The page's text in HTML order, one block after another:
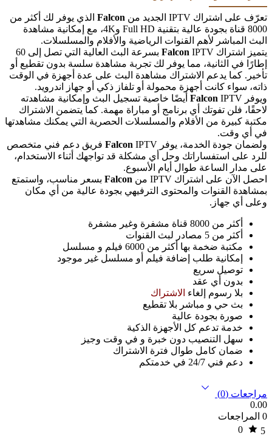
——————
تعرّف على اشتراك IPTV الجديد من
Falcon الذي يوفر لك أكثر من
8000 قناة بجودة عالية بتقنية Full HD و4K، مع إمكانية مشاهدة
البث المباشر لأهم القنوات الرياضية والأفلام والمسلسلات.
يتميز اشتراك
Falcon
IPTV بسرعة البث العالية التي تصل إلى 60
إطارًا في الثانية، مما يوفر لك تجربة مشاهدة سلسة بدون تقطيع أو
تأخير. كما يدعم الاشتراك مشاهدة البث على عدة أجهزة في الوقت
ذاته، سواء كانت أجهزة محمولة أو تلفاز ذكي أو جهاز اندرويد.
ويوفر
Falcon IPTV أيضًا خاصية تسجيل البث وإمكانية مشاهدته
لاحقًا، فلن تفوتك أي برنامج أو مباراة مهمة. كما يتضمن الاشتراك
مكتبة كبيرة من الأفلام والمسلسلات الحصرية التي يمكنك مشاهدتها
في أي وقت.
ولضمان جودة الخدمة، يوفر
Falcon IPTV فريق دعم فني متخصص
للرد على استفساراتك وحل أي مشكلة قد تواجهك أثناء الاستخدام،
على مدار الساعة طوال أيام الأسبوع.
احصل الآن على اشتراك IPTV من
Falcon بسعر مناسب، واستمتع
بمشاهدة القنوات والمحتوى الترفيهي بجودة عالية من أي مكان
وعلى أي جهاز.
أكثر من 8000 قناة مشفرة وغير مشفرة
أكثر من 5 مصادر لبث القنوات
مكتبة ضخمة بها أكثر من 6000 فيلم و مسلسل
إمكانية طلب إضافة فيلم أو مسلسل غير موجود
توصيل سريع
بدون أي عقد
بلا رسوم إلغاء الاشتراك
بث حي و مباشر بلا تقطيع
صورة بجودة عالية
خدمة تدعم كل الأجهزة الذكية
سهل التنصيب دون خبرة و في وقت وجيز
ضمان كامل طوال فترة الاشتراك
دعم فني 24/7 في خدمتكم
مراجعات (0)
0.00
0 المراجعات
5
0